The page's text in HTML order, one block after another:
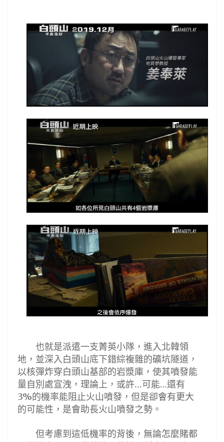
也就是派遣一支菁英小隊，進入北韓領
地，並深入白頭山底下錯綜複雜的礦坑隧道，
以核彈炸穿白頭山基部的岩漿庫，使其噴發能
量自別處宣洩，理論上 ， 或許...可能…還有
3%的機率能阻止火山噴發，但是卻會有更大
的可能性，是會助長火山噴發之勢。
但考慮到這低機率的背後，無論怎麼賭都